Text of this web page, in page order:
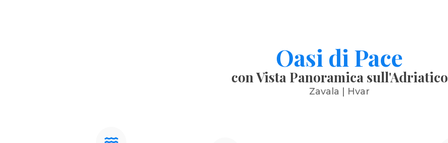
Oasi di Pace
con Vista Panoramica sull'Adriatico
Zavala | Hvar